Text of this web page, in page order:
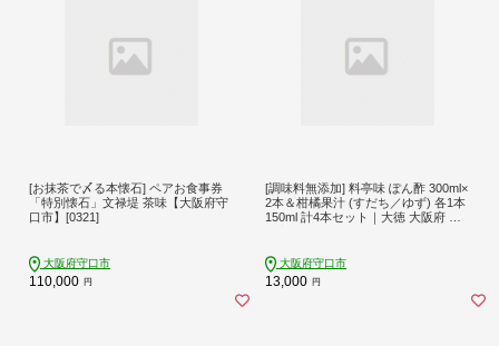
[お抹茶で〆る本懐石] ペアお食事券
「特別懐石」文禄堤 茶味【大阪府守
口市】[0321]
大阪府守口市
110,000 円
[調味料無添加] 料亭味 ぽん酢 300ml×
2本＆柑橘果汁 (すだち／ゆず) 各1本
150ml 計4本セット｜大徳 大阪府 守
大阪府守口市
13,000 円